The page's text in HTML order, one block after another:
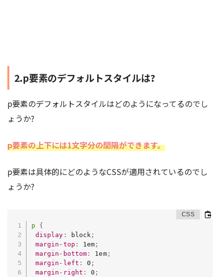
2.p要素のデフォルトスタイルは?
p要素のデフォルトスタイルはどのようになってるのでし
ょうか?
p要素の上下には1文字分の間隔ができます。
p要素は具体的にどのようなCSSが適用されているのでし
ょうか?
p
{
display : block ;
margin-top : 1em ;
margin-bottom : 1em;
margin-left : 0 ;
margin-right : 0 ;